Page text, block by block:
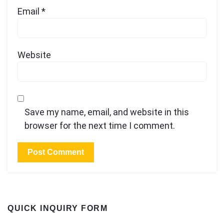
Email *
Website
Save my name, email, and website in this
browser for the next time I comment.
QUICK INQUIRY FORM